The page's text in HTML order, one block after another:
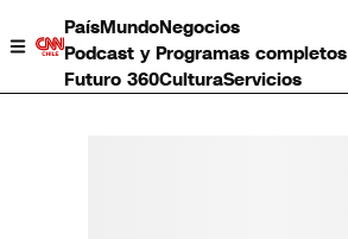
PaísMundoNegocios
Podcast y Programas completos
Futuro 360CulturaServicios